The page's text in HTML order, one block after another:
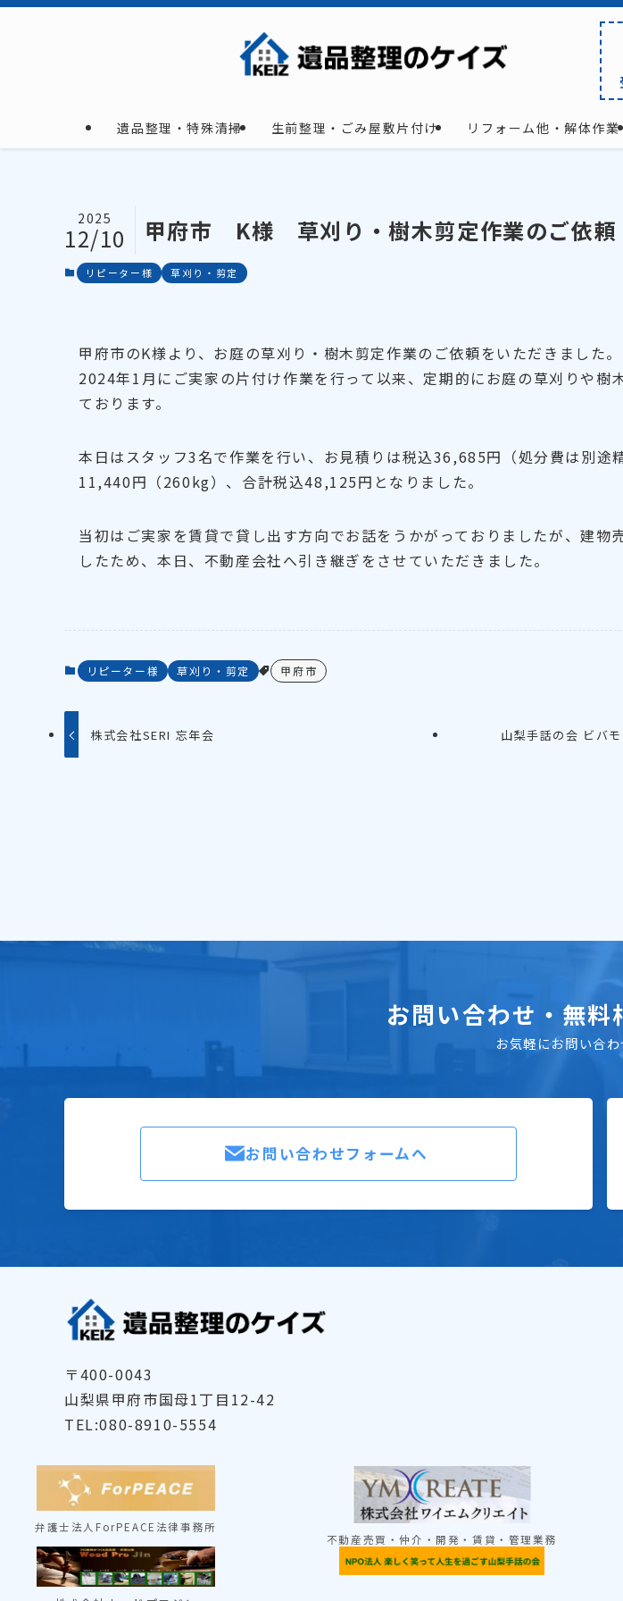
遺品整理・特殊清掃 生前整理・ごみ屋敷片付け リフォーム他・解体作業
甲府市 K様 草刈り・樹木剪定作業のご依頼
2025
12/10
リピーター様 草刈り・剪定
甲府市のK様より、お庭の草刈り・樹木剪定作業のご依頼をいただきました。
2024年1月にご実家の片付け作業を行って以来、定期的にお庭の草刈りや樹
ております。
本日はスタッフ3名で作業を行い、お見積りは税込36,685円（処分費は別途
11,440円（260kg）、合計税込48,125円となりました。
当初はご実家を賃貸で貸し出す方向でお話をうかがっておりましたが、建物
したため、本日、不動産会社へ引き継ぎをさせていただきました。
リピーター様 草刈り・剪定 甲府市
株式会社SERI 忘年会 山梨手話の会 ビバ
お問い合わせ・無料
お気軽にお問い合わ
お問い合わせフォームへ
〒400-0043
山梨県甲府市国母1丁目12-42
TEL:080-8910-5554
弁護士法人ForPEACE法律事務所
不動産売買・仲介・開発・賃貸・管理業務